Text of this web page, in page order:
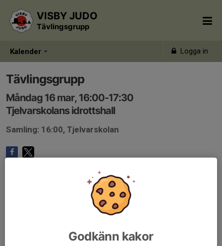
Kalender Logga in
VISBY JUDO
Tävlingsgrupp
Tävlingsgrupp
Måndag 16 mar, 16:00-17:30
Tjelvarskolans idrottshall
Samling: 16:00, Tjelvarskolan
Godkänn kakor